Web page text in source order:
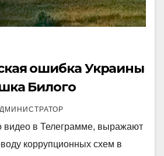
ошибка Украины
Билого
видео в Телеграмме, выражают
коррупционных схем в